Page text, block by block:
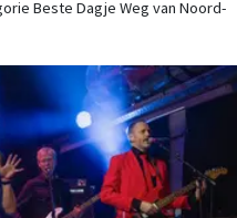
Beste Dagje Weg van Noord-